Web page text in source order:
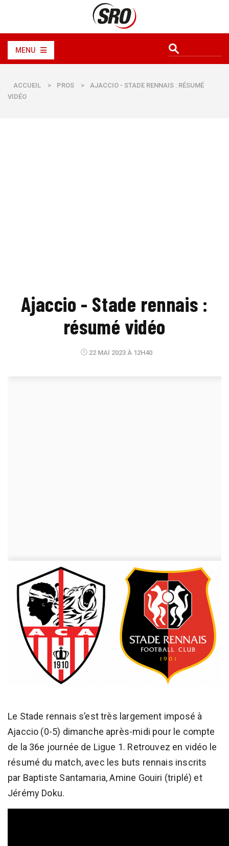
MENU
ACCUEIL > PROS >
AJACCIO - STADE RENNAIS : RÉSUMÉ
VIDÉO
Ajaccio - Stade rennais :
résumé vidéo
22 MAI 2023 À 12H40
Le Stade rennais s’est très largement imposé à
Ajaccio (0-5) dimanche après-midi pour le compte
de la 36e journée de Ligue 1. Retrouvez en vidéo le
résumé du match, avec les buts rennais inscrits
par Baptiste Santamaria, Amine Gouiri (triplé) et
Jérémy Doku.